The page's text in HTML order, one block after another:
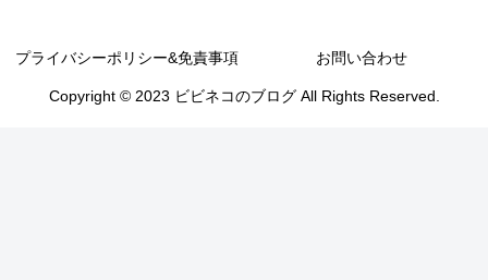
プライバシーポリシー&免責事項 お問い合わせ
Copyright © 2023 ビビネコのブログ All Rights Reserved.